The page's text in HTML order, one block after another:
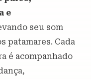
e
seu som
patamares. Cada
é acompanhado